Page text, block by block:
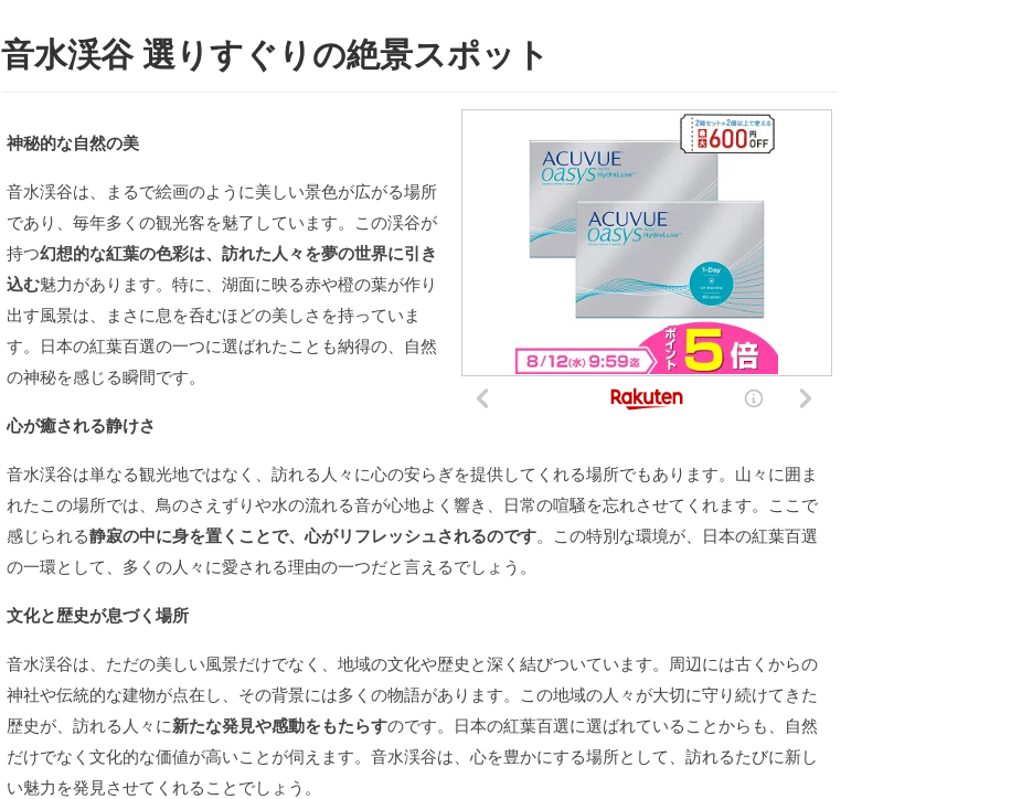
音水渓谷 選りすぐりの絶景スポット
神秘的な自然の美
音水渓谷は、まるで絵画のように美しい景色が広がる場所
であり、毎年多くの観光客を魅了しています。この渓谷が
持つ幻想的な紅葉の色彩は、訪れた人々を夢の世界に引き
込む魅力があります。特に、湖面に映る赤や橙の葉が作り
出す風景は、まさに息を呑むほどの美しさを持っていま
す。日本の紅葉百選の一つに選ばれたことも納得の、自然
の神秘を感じる瞬間です。
心が癒される静けさ
音水渓谷は単なる観光地ではなく、訪れる人々に心の安らぎを提供してくれる場所でもあります。山々に囲ま
れたこの場所では、鳥のさえずりや水の流れる音が心地よく響き、日常の喧騒を忘れさせてくれます。ここで
感じられる静寂の中に身を置くことで、心がリフレッシュされるのです。この特別な環境が、日本の紅葉百選
の一環として、多くの人々に愛される理由の一つだと言えるでしょう。
文化と歴史が息づく場所
音水渓谷は、ただの美しい風景だけでなく、地域の文化や歴史と深く結びついています。周辺には古くからの
神社や伝統的な建物が点在し、その背景には多くの物語があります。この地域の人々が大切に守り続けてきた
歴史が、訪れる人々に新たな発見や感動をもたらすのです。日本の紅葉百選に選ばれていることからも、自然
だけでなく文化的な価値が高いことが伺えます。音水渓谷は、心を豊かにする場所として、訪れるたびに新し
い魅力を発見させてくれることでしょう。